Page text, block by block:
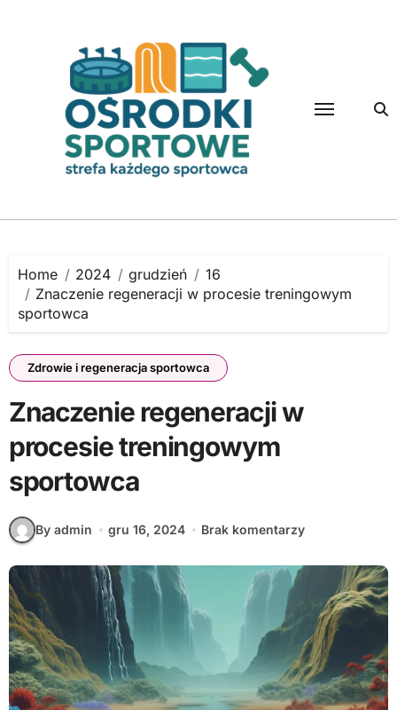
Home 2024 grudzień
16
Znaczenie regeneracji w procesie treningowym
sportowca
Zdrowie i regeneracja sportowca
Znaczenie regeneracji w
procesie treningowym
sportowca
By admin gru 16, 2024 Brak komentarzy